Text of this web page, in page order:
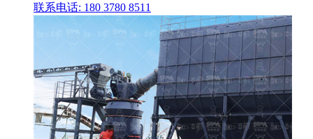
联系电话: 180 3780 8511